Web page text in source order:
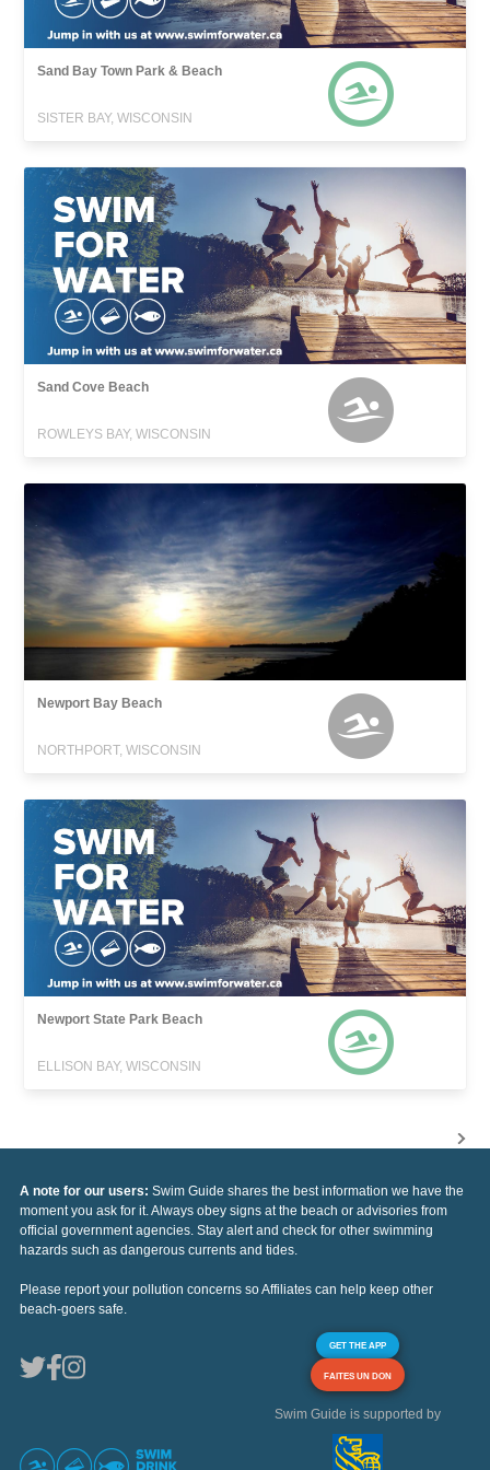
Sand Bay Town Park & Beach
SISTER BAY, WISCONSIN
Sand Cove Beach
ROWLEYS BAY, WISCONSIN
Newport Bay Beach
NORTHPORT, WISCONSIN
Newport State Park Beach
ELLISON BAY, WISCONSIN
A note for our users: Swim Guide shares the best information we have the
moment you ask for it. Always obey signs at the beach or advisories from
official government agencies. Stay alert and check for other swimming
hazards such as dangerous currents and tides.
Please report your pollution concerns so Affiliates can help keep other
beach-goers safe.
GET THE APP
FAITES UN DON
Swim Guide is supported by